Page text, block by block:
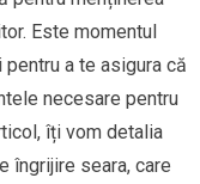
Este momentul
a te asigura că
necesare pentru
îți vom detalia
îngrijire seara, care